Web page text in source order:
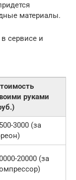
материалы.
сервисе и
руками
3000 (за
20000 (за